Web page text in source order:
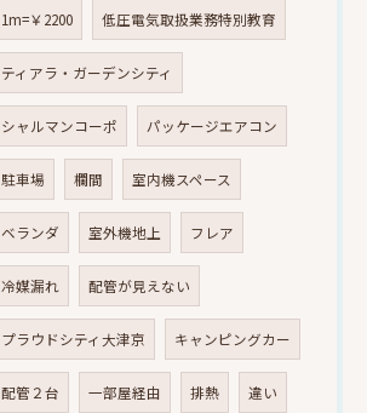
1m=￥2200 低圧電気取扱業務特別教育
ティアラ・ガーデンシティ
シャルマンコーポ パッケージエアコン
駐車場 欄間 室内機スペース
ベランダ 室外機地上 フレア
冷媒漏れ 配管が見えない
プラウドシティ大津京 キャンピングカー
配管２台 一部屋経由 排熱 違い